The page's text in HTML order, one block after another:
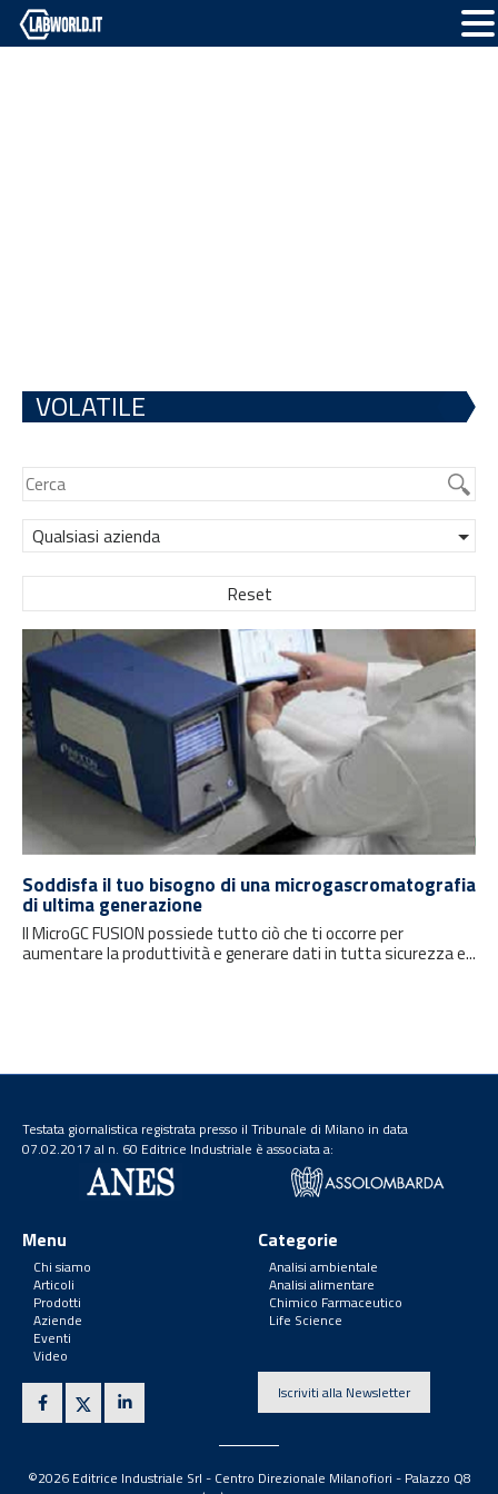
VOLATILE
Qualsiasi azienda
Reset
Soddisfa il tuo bisogno di una microgascromatografia
di ultima generazione
Il MicroGC FUSION possiede tutto ciò che ti occorre per
aumentare la produttività e generare dati in tutta sicurezza e...
Testata giornalistica registrata presso il Tribunale di Milano in data
07.02.2017 al n. 60 Editrice Industriale è associata a:
Menu
Chi siamo
Articoli
Prodotti
Aziende
Eventi
Video
Categorie
Analisi ambientale
Analisi alimentare
Chimico Farmaceutico
Life Science
Iscriviti alla Newsletter
©2026 Editrice Industriale Srl - Centro Direzionale Milanofiori - Palazzo Q8